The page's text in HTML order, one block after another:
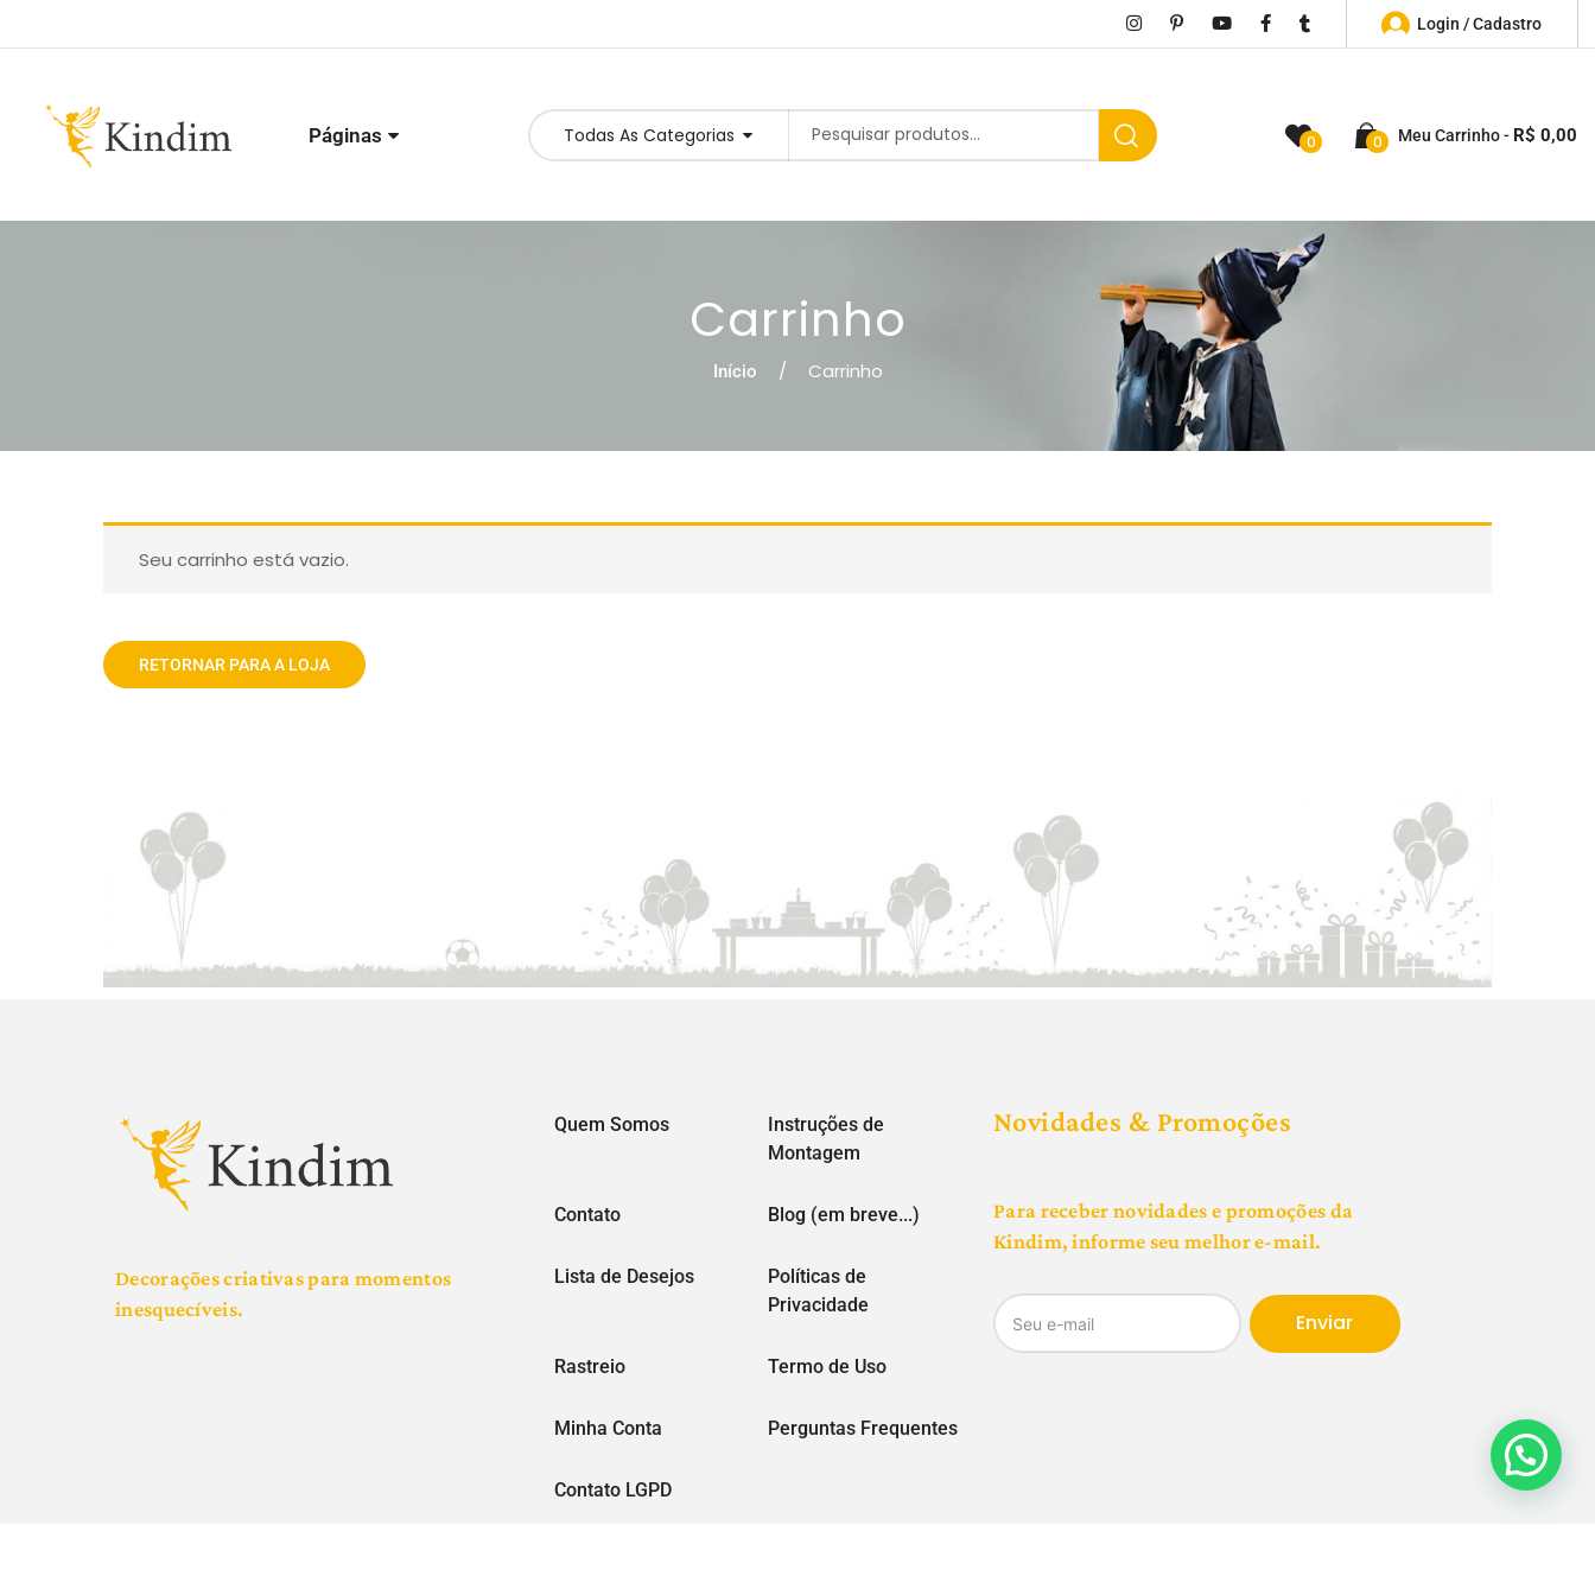
Login / Cadastro
Páginas Todas As Categorias 0 0 Meu Carrinho R$ 0,00
Carrinho
Início Carrinho
Seu carrinho está vazio.
RETORNAR PARA A LOJA
Decorações criativas para momentos
inesquecíveis.
Quem Somos
Instruções de
Montagem
Contato Blog (em breve...)
Lista de Desejos
Políticas de
Privacidade
Rastreio Termo de Uso
Minha Conta Perguntas Frequentes
Contato LGPD
Novidades & Promoções
Para receber novidades e promoções da
Kindim, informe seu melhor e-mail.
Enviar